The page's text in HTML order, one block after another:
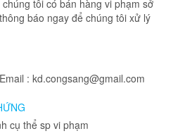
tôi có bán hàng vi phạm sở
báo ngay để chúng tôi xử lý
: kd.congsang@gmail.com
cụ thể sp vi phạm